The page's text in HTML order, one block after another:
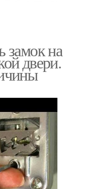
замок на
двери.